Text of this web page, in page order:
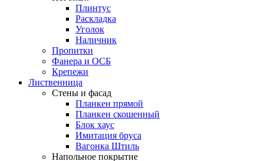
Плинтус
Раскладка
Уголок
Наличник
Пропитки
Фанера и ОСБ
Крепежи
Лиственница
Стены и фасад
Планкен прямой
Планкен скошенный
Блок хаус
Имитация бруса
Вагонка Штиль
Напольное покрытие